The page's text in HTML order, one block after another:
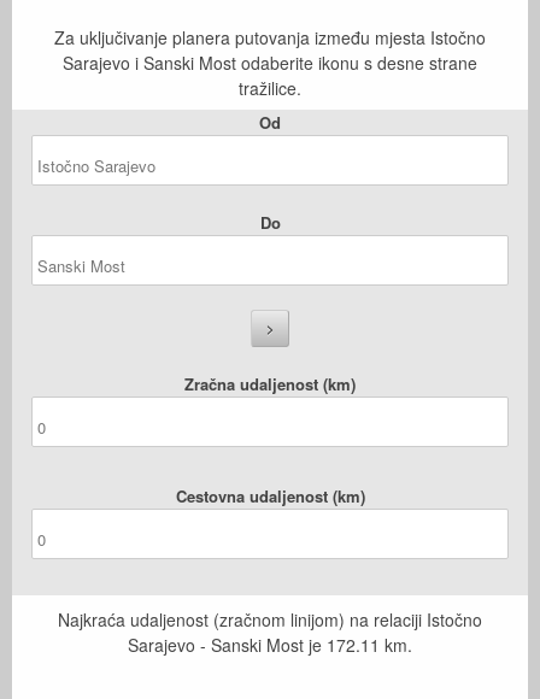
Za uključivanje planera putovanja između mjesta Istočno
Sarajevo i Sanski Most odaberite ikonu s desne strane
tražilice.
Od
Do
Zračna udaljenost (km)
Cestovna udaljenost (km)
Najkraća udaljenost (zračnom linijom) na relaciji Istočno
Sarajevo - Sanski Most je 172.11 km.